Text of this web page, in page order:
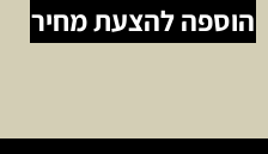
הוספה להצעת מחיר